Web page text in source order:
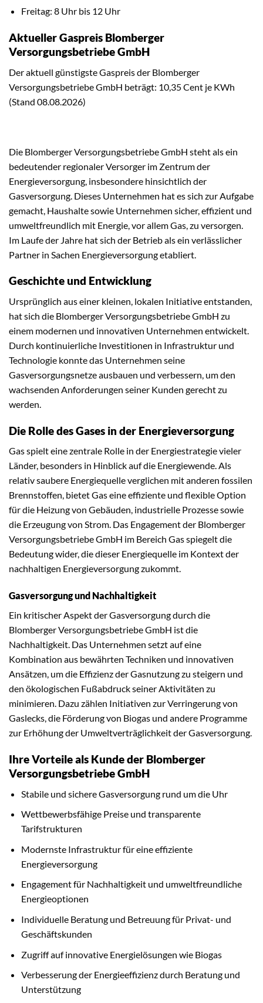
Freitag: 8 Uhr bis 12 Uhr
Aktueller Gaspreis Blomberger
Versorgungsbetriebe GmbH
Der aktuell günstigste Gaspreis der Blomberger
Versorgungsbetriebe GmbH beträgt: 10,35 Cent je KWh
(Stand 08.08.2026)
Die Blomberger Versorgungsbetriebe GmbH steht als ein
bedeutender regionaler Versorger im Zentrum der
Energieversorgung, insbesondere hinsichtlich der
Gasversorgung. Dieses Unternehmen hat es sich zur Aufgabe
gemacht, Haushalte sowie Unternehmen sicher, effizient und
umweltfreundlich mit Energie, vor allem Gas, zu versorgen.
Im Laufe der Jahre hat sich der Betrieb als ein verlässlicher
Partner in Sachen Energieversorgung etabliert.
Geschichte und Entwicklung
Ursprünglich aus einer kleinen, lokalen Initiative entstanden,
hat sich die Blomberger Versorgungsbetriebe GmbH zu
einem modernen und innovativen Unternehmen entwickelt.
Durch kontinuierliche Investitionen in Infrastruktur und
Technologie konnte das Unternehmen seine
Gasversorgungsnetze ausbauen und verbessern, um den
wachsenden Anforderungen seiner Kunden gerecht zu
werden.
Die Rolle des Gases in der Energieversorgung
Gas spielt eine zentrale Rolle in der Energiestrategie vieler
Länder, besonders in Hinblick auf die Energiewende. Als
relativ saubere Energiequelle verglichen mit anderen fossilen
Brennstoffen, bietet Gas eine effiziente und flexible Option
für die Heizung von Gebäuden, industrielle Prozesse sowie
die Erzeugung von Strom. Das Engagement der Blomberger
Versorgungsbetriebe GmbH im Bereich Gas spiegelt die
Bedeutung wider, die dieser Energiequelle im Kontext der
nachhaltigen Energieversorgung zukommt.
Gasversorgung und Nachhaltigkeit
Ein kritischer Aspekt der Gasversorgung durch die
Blomberger Versorgungsbetriebe GmbH ist die
Nachhaltigkeit. Das Unternehmen setzt auf eine
Kombination aus bewährten Techniken und innovativen
Ansätzen, um die Effizienz der Gasnutzung zu steigern und
den ökologischen Fußabdruck seiner Aktivitäten zu
minimieren. Dazu zählen Initiativen zur Verringerung von
Gaslecks, die Förderung von Biogas und andere Programme
zur Erhöhung der Umweltverträglichkeit der Gasversorgung.
Ihre Vorteile als Kunde der Blomberger
Versorgungsbetriebe GmbH
Stabile und sichere Gasversorgung rund um die Uhr
Wettbewerbsfähige Preise und transparente
Tarifstrukturen
Modernste Infrastruktur für eine effiziente
Energieversorgung
Engagement für Nachhaltigkeit und umweltfreundliche
Energieoptionen
Individuelle Beratung und Betreuung für Privat- und
Geschäftskunden
Zugriff auf innovative Energielösungen wie Biogas
Verbesserung der Energieeffizienz durch Beratung und
Unterstützung